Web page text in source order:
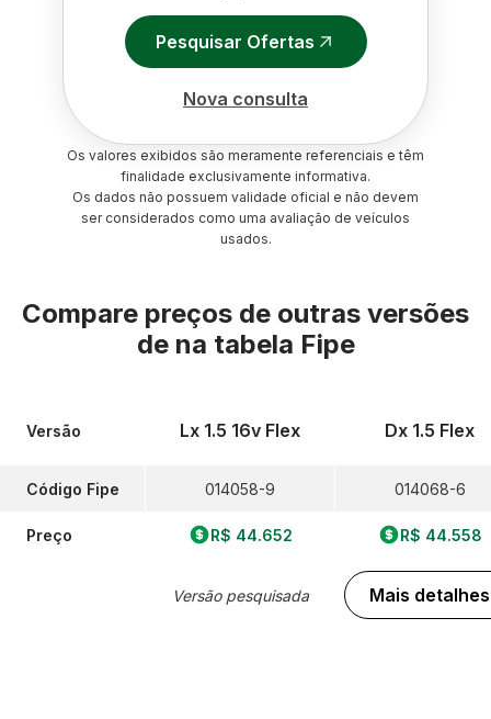
Pesquisar Ofertas
Nova consulta
Os valores exibidos são meramente referenciais e têm
finalidade exclusivamente informativa.
Os dados não possuem validade oficial e não devem
ser considerados como uma avaliação de veículos
usados.
Compare preços de outras versões
de na tabela Fipe
Versão
Código Fipe
Preço
Lx 1.5 16v Flex
014058-9
R$ 44.652
Versão pesquisada
Dx 1.5 Flex
014068-6
R$ 44.558
Mais detalhes